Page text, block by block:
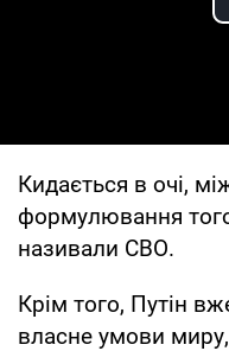
Кидається в очі,
формулювання
називали СВО.
Крім того, Путін
власне умови